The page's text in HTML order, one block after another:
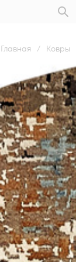
Главная / Ковры